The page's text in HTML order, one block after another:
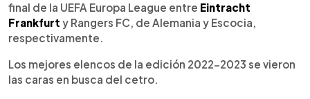
final de la UEFA Europa League entre Eintracht
Frankfurt y Rangers FC, de Alemania y Escocia,
respectivamente.
Los mejores elencos de la edición 2022-2023 se vieron
las caras en busca del cetro.